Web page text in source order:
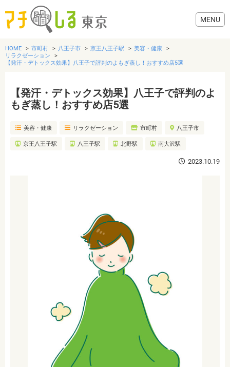
グルメ
美容・健康
HOME 市町村 八王子市 京王八王子駅
美容・健康
リラクゼーション
【発汗・デトックス効果】八王子で評判のよもぎ蒸し！おすすめ店5選
【発汗・デトックス効果】八王子で評判のよ
もぎ蒸し！おすすめ店5選
美容・健康 リラクゼーション 市町村 八王子市
京王八王子駅 八王子駅 北野駅 南大沢駅
2023.10.19